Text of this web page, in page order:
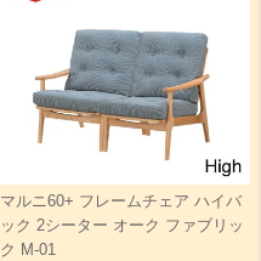
マルニ60+ フレームチェア ハイバ
ック 2シーター オーク ファブリッ
ク M-01